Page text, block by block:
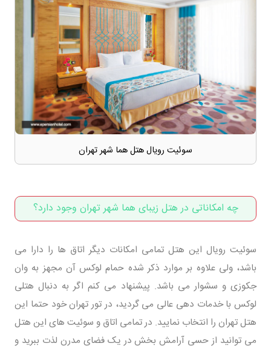
سوئیت رویال هتل هما شهر تهران
چه امکاناتی در هتل زیبای هما شهر تهران وجود دارد؟
سوئیت رویال این هتل تمامی امکانات دیگر اتاق ها را دارا می
باشد، ولی علاوه بر موارد ذکر شده حمام لوکس آن مجهز به وان
جکوزی و سشوار می باشد. پیشنهاد می کنم اگر به دنبال هتلی
لوکس با خدمات دهی عالی می گردید، در تور تهران خود حتما این
هتل تهران را انتخاب نمایید. در تمامی اتاق و سوئیت های این هتل
می توانید از حسی آرامش بخش در یک فضای مدرن لذت ببرید و